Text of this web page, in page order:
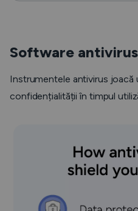
Software
Instrumentele antivirus joacă
confidențialității în timpul